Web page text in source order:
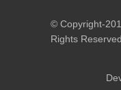
© Copyright-
Rights Reserved